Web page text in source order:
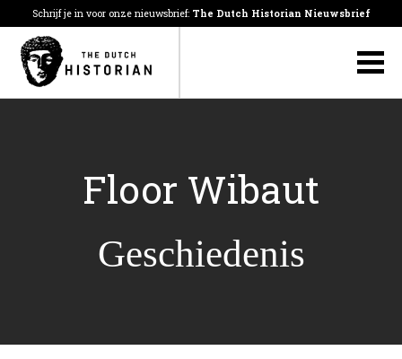
Schrijf je in voor onze nieuwsbrief: The Dutch Historian Nieuwsbrief
Floor Wibaut
Geschiedenis